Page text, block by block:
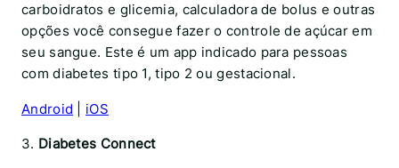
carboidratos e glicemia, calculadora de bolus e outras
opções você consegue fazer o controle de açúcar em
seu sangue. Este é um app indicado para pessoas
com diabetes tipo 1, tipo 2 ou gestacional.
Android iOS
3. Diabetes Connect